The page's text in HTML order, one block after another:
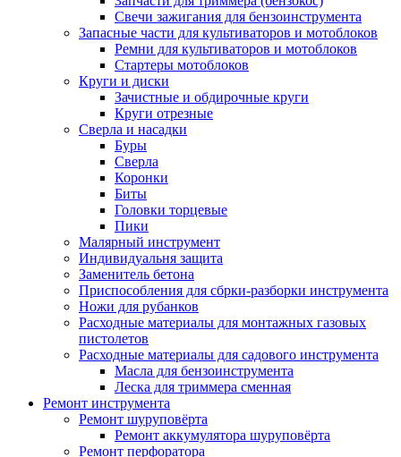
Свечи зажигания для бензоинструмента
Запасные части для культиваторов и мотоблоков
Ремни для культиваторов и мотоблоков
Стартеры мотоблоков
Круги и диски
Зачистные и обдирочные круги
Круги отрезные
Сверла и насадки
Буры
Сверла
Коронки
Биты
Головки торцевые
Пики
Малярный инструмент
Индивидуальня защита
Заменитель бетона
Приспособления для сбрки-разборки инструмента
Ножи для рубанков
Расходные материалы для монтажных газовых
пистолетов
Расходные материалы для садового инструмента
Масла для бензоинструмента
Леска для триммера сменная
Ремонт инструмента
Ремонт шуруповёрта
Ремонт аккумулятора шуруповёрта
Ремонт перфоратора